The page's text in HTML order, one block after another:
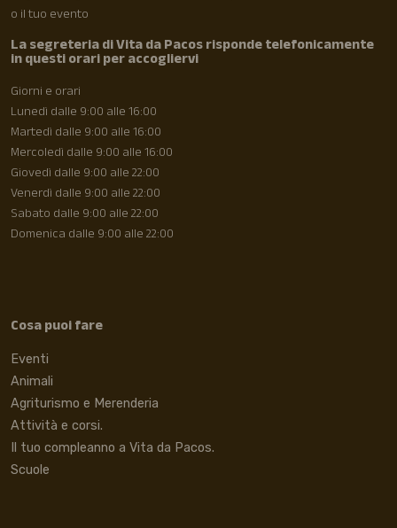
o il tuo evento
La segreteria di Vita da Pacos risponde telefonicamente
in questi orari per accogliervi
Giorni e orari
Lunedì dalle 9:00 alle 16:00
Martedì dalle 9:00 alle 16:00
Mercoledì dalle 9:00 alle 16:00
Giovedì dalle 9:00 alle 22:00
Venerdì dalle 9:00 alle 22:00
Sabato dalle 9:00 alle 22:00
Domenica dalle 9:00 alle 22:00
Cosa puoi fare
Eventi
Animali
Agriturismo e Merenderia
Attività e corsi.
Il tuo compleanno a Vita da Pacos.
Scuole